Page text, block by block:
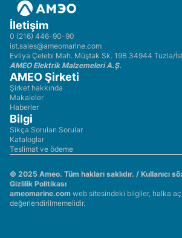
İletişim
0 (216) 446-90-90
ist.sales@ameomarine.com
Evliya Çelebi Mah. Müştak Sk. 19B 34944 Tuzla/
AMEO Elektrik Malzemeleri A.Ş.
AMEO Şirketi
Şirket hakkında
Makaleler
Haberler
Bilgi
Sikça Sorulan Sorular
Kataloglar
Teslimat ve ödeme
© 2025 Ameo. Tüm hakları saklıdır. / Kullanıcı
Gizlilik Politikası
ameomarine.com web sitesindeki bilgiler, halka
değerlendirilmemelidir.